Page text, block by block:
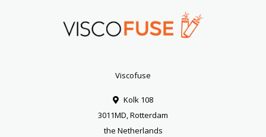
Viscofuse
Kolk 108
3011MD, Rotterdam
the Netherlands